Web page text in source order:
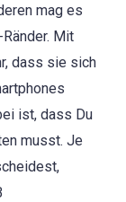
mag es
Mit
dass sie sich
ist, dass Du
musst. Je